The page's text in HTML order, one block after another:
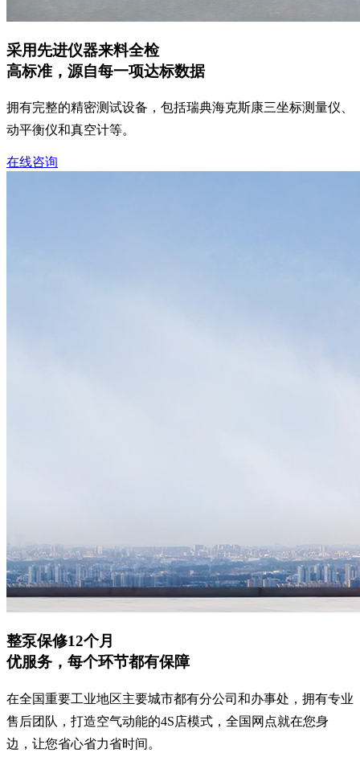
采用先进仪器来料全检
高标准，源自每一项达标数据
拥有完整的精密测试设备，包括瑞典海克斯康三坐标测量仪、
动平衡仪和真空计等。
在线咨询
整泵保修12个月
优服务，每个环节都有保障
在全国重要工业地区主要城市都有分公司和办事处，拥有专业
售后团队，打造空气动能的4S店模式，全国网点就在您身
边，让您省心省力省时间。